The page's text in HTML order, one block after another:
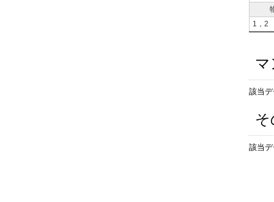
1，2
マ
該当デ
そ
該当デ